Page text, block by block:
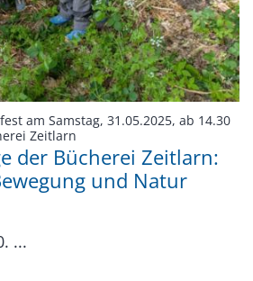
am Samstag, 31.05.2025, ab 14.30
Zeitlarn
der Bücherei Zeitlarn:
und Natur
...